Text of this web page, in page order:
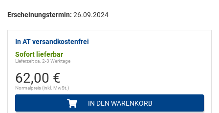
Erscheinungstermin: 26.09.2024
In AT versandkostenfrei
Sofort lieferbar
Lieferzeit ca. 2-3 Werktage
62,00 €
Normalpreis (inkl. MwSt.)
IN DEN WARENKORB